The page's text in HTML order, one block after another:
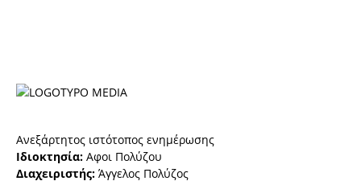
Ανεξάρτητος ιστότοπος ενημέρωσης
Ιδιοκτησία: Αφοι Πολύζου
Διαχειριστής: Άγγελος Πολύζος